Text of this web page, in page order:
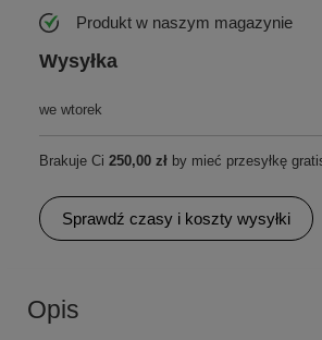
Produkt w naszym magazynie
Wysyłka
we wtorek
Brakuje Ci 250,00 zł by mieć przesyłkę
Sprawdź czasy i koszty wysyłki
Opis